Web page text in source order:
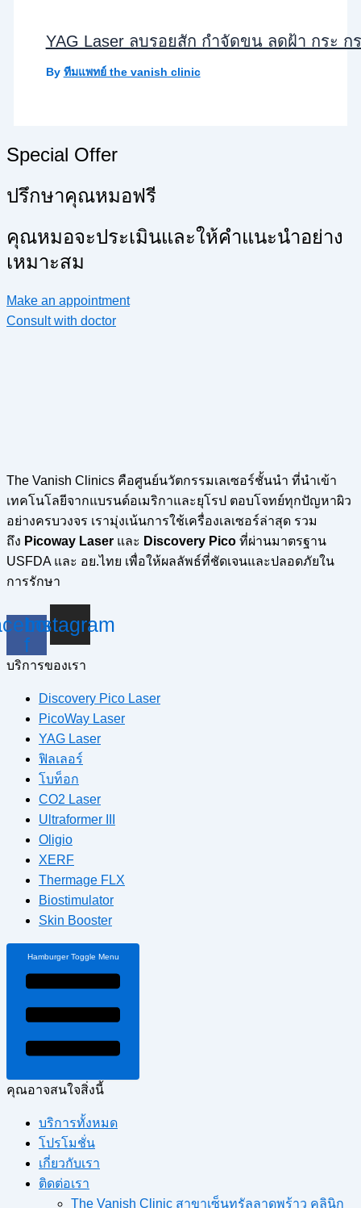
YAG Laser ลบรอยสัก กำจัดขน ลดฝ้า กระ
By ทีมแพทย์ the vanish clinic
Special Offer
ปรึกษาคุณหมอฟรี
คุณหมอจะประเมินและให้คำแนะนำอย่าง
เหมาะสม
Make an appointment
Consult with doctor
The Vanish Clinics คือศูนย์นวัตกรรมเลเซอร์ชั้นนำ ที่นำเข้า
เทคโนโลยีจากแบรนด์อเมริกาและยุโรป ตอบโจทย์ทุกปัญหาผิว
อย่างครบวงจร เรามุ่งเน้นการใช้เครื่องเลเซอร์ล่าสุด รวม
ถึง Picoway Laser และ Discovery Pico ที่ผ่านมาตรฐาน
USFDA และ อย.ไทย เพื่อให้ผลลัพธ์ที่ชัดเจนและปลอดภัยใน
การรักษา
f
Instagram
บริการของเรา
Discovery Pico Laser
PicoWay Laser
YAG Laser
ฟิลเลอร์
โบท็อก
CO2 Laser
Ultraformer III
Oligio
XERF
Thermage FLX
Biostimulator
Skin Booster
Hamburger Toggle Menu
คุณอาจสนใจสิ่งนี้
บริการทั้งหมด
โปรโมชั่น
เกี่ยวกับเรา
ติดต่อเรา
The Vanish Clinic สาขาเซ็นทรัลลาดพร้าว คลินิก